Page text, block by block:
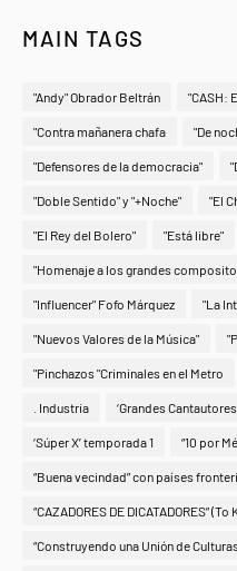
MAIN TAGS
"Andy" Obrador Beltrán "CASH:
"Contra mañanera chafa "De
"Defensores de la democracia"
"Doble Sentido" y "+Noche" "El
"El Rey del Bolero" "Está libre"
"Homenaje a los grandes
"Influencer" Fofo Márquez "La
"Nuevos Valores de la Música"
"Pinchazos "Criminales en el Metro
. Industria ‘Grandes
‘Súper X’ temporada 1 “10 por
“Buena vecindad” con países
“CAZADORES DE DICATADORES”
“Construyendo una Unión de